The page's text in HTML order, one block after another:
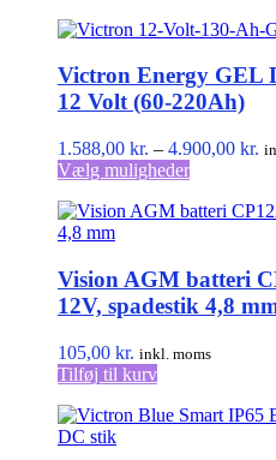
Victron Energy GEL
12 Volt (60-220Ah)
1.588,00 kr. – 4.900,00 kr.
Vælg mulighederDette
har
kan
vælges
varesiden
Vision AGM batteri
12V, spadestik 4,8
105,00 kr. inkl. moms
Tilføj til kurv